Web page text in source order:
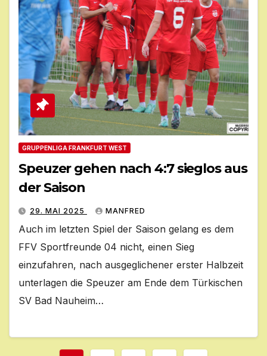
GRUPPENLIGA FRANKFURT WEST
Speuzer gehen nach 4:7 sieglos aus
der Saison
29. MAI 2025 MANFRED
Auch im letzten Spiel der Saison gelang es dem
FFV Sportfreunde 04 nicht, einen Sieg
einzufahren, nach ausgeglichener erster Halbzeit
unterlagen die Speuzer am Ende dem Türkischen
SV Bad Nauheim…